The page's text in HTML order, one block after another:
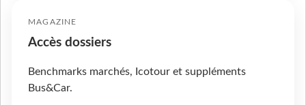
MAGAZINE
Accès dossiers
Benchmarks marchés, Icotour et suppléments
Bus&Car.